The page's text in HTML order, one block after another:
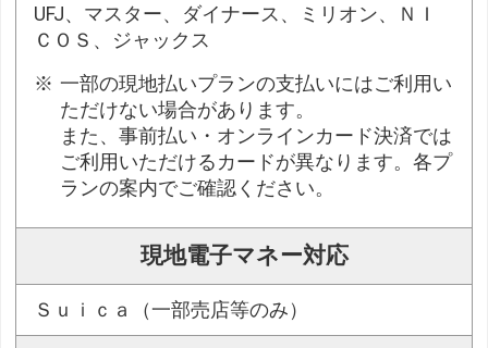
UFJ、マスター、ダイナース、ミリオン、ＮＩ
ＣＯＳ、ジャックス
一部の現地払いプランの支払いにはご利用い
ただけない場合があります。
また、事前払い・オンラインカード決済では
ご利用いただけるカードが異なります。各プ
ランの案内でご確認ください。
現地電子マネー対応
Ｓｕｉｃａ（一部売店等のみ）